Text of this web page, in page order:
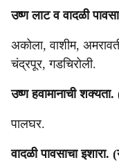
उष्ण लाट व वादळी
अकोला, वाशीम,
चंद्रपूर, गडचिरोली.
उष्ण हवामानाची
पालघर.
वादळी पावसाचा इशारा.